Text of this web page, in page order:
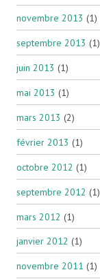
novembre 2013 (1)
septembre 2013 (1)
juin 2013 (1)
mai 2013 (1)
mars 2013 (2)
février 2013 (1)
octobre 2012 (1)
septembre 2012 (1)
mars 2012 (1)
janvier 2012 (1)
novembre 2011 (1)